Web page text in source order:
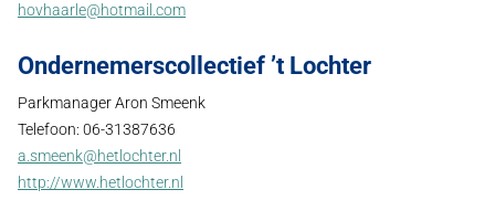
hovhaarle@hotmail.com
Ondernemerscollectief ’t Lochter
Parkmanager Aron Smeenk
Telefoon: 06-31387636
a.smeenk@hetlochter.nl
http://www.hetlochter.nl